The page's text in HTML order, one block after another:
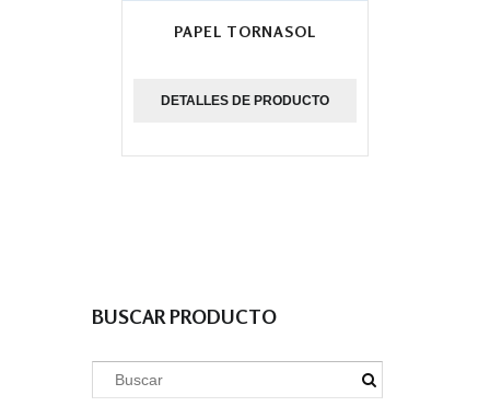
PAPEL TORNASOL
DETALLES DE PRODUCTO
BUSCAR PRODUCTO